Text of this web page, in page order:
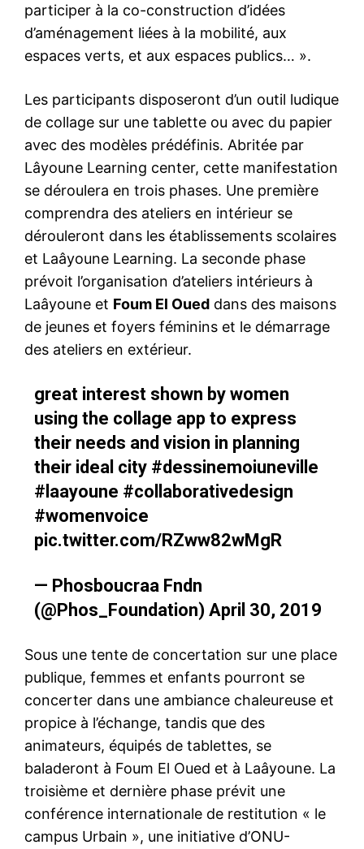
participer à la co-construction d’idées
d’aménagement liées à la mobilité, aux
espaces verts, et aux espaces publics… ».
Les participants disposeront d’un outil ludique
de collage sur une tablette ou avec du papier
avec des modèles prédéfinis. Abritée par
Lâyoune Learning center, cette manifestation
se déroulera en trois phases. Une première
comprendra des ateliers en intérieur se
dérouleront dans les établissements scolaires
et Laâyoune Learning. La seconde phase
prévoit l’organisation d’ateliers intérieurs à
Laâyoune et Foum El Oued dans des maisons
de jeunes et foyers féminins et le démarrage
des ateliers en extérieur.
great interest shown by women
using the collage app to express
their needs and vision in planning
their ideal city #dessinemoiuneville
#laayoune #collaborativedesign
#womenvoice
pic.twitter.com/RZww82wMgR
— Phosboucraa Fndn
(@Phos_Foundation) April 30, 2019
Sous une tente de concertation sur une place
publique, femmes et enfants pourront se
concerter dans une ambiance chaleureuse et
propice à l’échange, tandis que des
animateurs, équipés de tablettes, se
baladeront à Foum El Oued et à Laâyoune. La
troisième et dernière phase prévit une
conférence internationale de restitution « le
campus Urbain », une initiative d’ONU-